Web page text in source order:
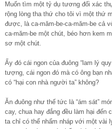
Muốn tìm một tỷ dụ tương đối xác
rộng lòng tha thứ cho tôi vì một thứ
được, là ca-măm-be-ca-măm-be cả
ca-măm-be một chút, béo hơn kem
sơ một chút.
Ấy đó cái ngon của đuông “lam lý
tượng, cái ngon đó mà có ông bạn
có “hại con nhà người ta” không?
Ăn đuông như thế tức là “ám sát”
cay, chua hay đắng đều làm hại đến
ta chỉ có thể nhấm nháp với một vài